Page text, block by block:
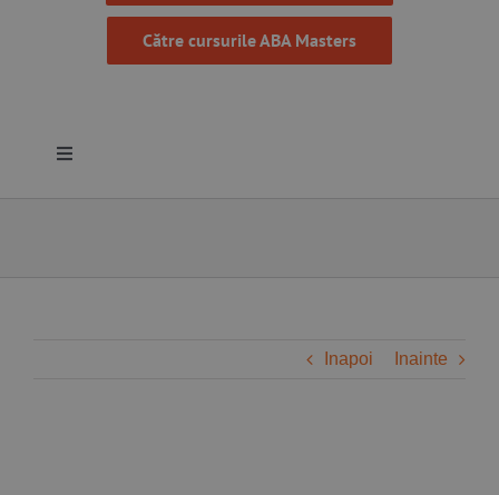
Către cursurile ABA Masters
Toggle
Inapoi Inainte